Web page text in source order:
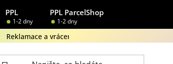
PPL PPL ParcelShop
1-2 dny 1-2 dny
Reklamace a vrácení zboží